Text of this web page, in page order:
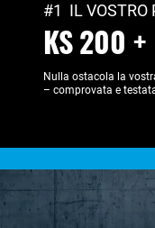
#1 IL VOSTRO
KS 200
Nulla ostacola la
– comprovata e